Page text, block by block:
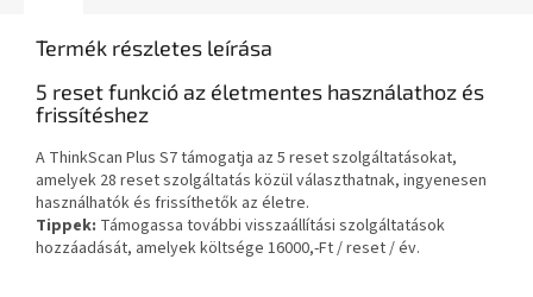
Termék részletes leírása
5 reset funkció az életmentes használathoz és
frissítéshez
A ThinkScan Plus S7 támogatja az 5 reset szolgáltatásokat,
amelyek 28 reset szolgáltatás közül választhatnak, ingyenesen
használhatók és frissíthetők az életre.
Tippek: Támogassa további visszaállítási szolgáltatások
hozzáadását, amelyek költsége 16000,-Ft / reset / év.